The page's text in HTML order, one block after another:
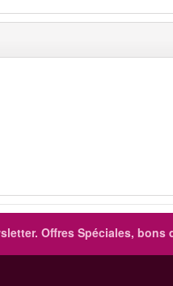
Offres Spéciales, bons